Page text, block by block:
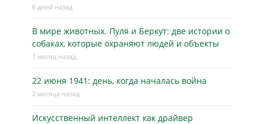
6 дней назад
В мире животных. Пуля и Беркут: две истории о
собаках, которые охраняют людей и объекты
1 месяц назад
22 июня 1941: день, когда началась война
2 месяца назад
Искусственный интеллект как драйвер